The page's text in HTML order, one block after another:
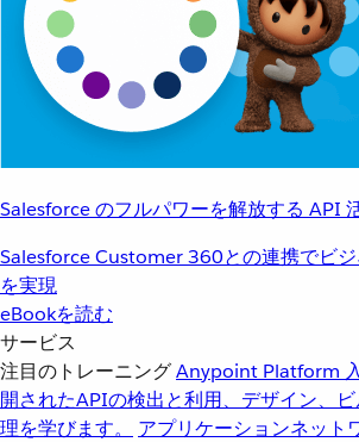
Salesforce のフルパワーを解放する API
Salesforce Customer 360との連携でビ
を実現
eBookを読む
サービス
注目のトレーニングAnypoint Platform
開されたAPIの検出と利用、デザイン、
理を学びます。
アプリケーションネット